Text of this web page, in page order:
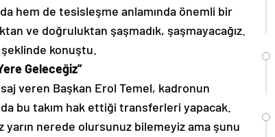
hem de tesisleşme anlamında önemli bir
ve doğruluktan şaşmadık, şaşmayacağız.
konuştu.
Geleceğiz”
veren Başkan Erol Temel, kadronun
bu takım hak ettiği transferleri yapacak.
yarın nerede olursunuz bilemeyiz ama şunu